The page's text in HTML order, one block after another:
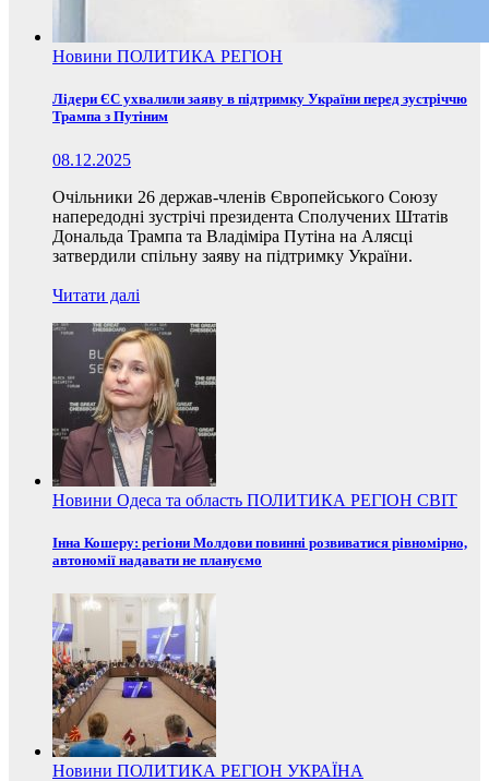
Новини ПОЛИТИКА РЕГІОН
Лідери ЄС ухвалили заяву в підтримку України перед зустріччю
Трампа з Путіним
08.12.2025
Очільники 26 держав-членів Європейського Союзу
напередодні зустрічі президента Сполучених Штатів
Дональда Трампа та Владіміра Путіна на Алясці
затвердили спільну заяву на підтримку України.
Читати далі
Новини Одеса та область ПОЛИТИКА РЕГІОН СВІТ
Інна Кошеру: регіони Молдови повинні розвиватися рівномірно,
автономії надавати не плануємо
Новини ПОЛИТИКА РЕГІОН УКРАЇНА